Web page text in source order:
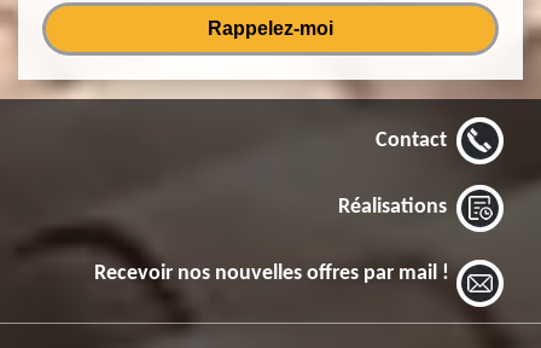
Contact
Réalisations
Recevoir nos nouvelles offres par mail !